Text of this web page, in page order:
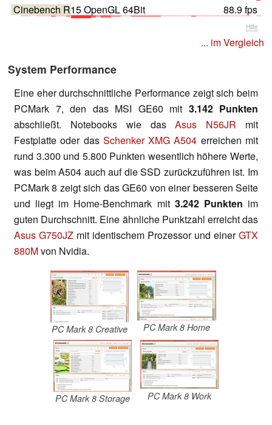
Cinebench R15 OpenGL 64Bit
88.9 fps
Hilfe
... im Vergleich
System Performance
Eine eher durchschnittliche Performance zeigt sich beim
PCMark 7, den das MSI GE60 mit 3.142 Punkten
abschließt. Notebooks wie dasAsus N56JR mit
Festplatte oder das Schenker XMG A504 erreichen mit
rund 3.300 und 5.800 Punkten wesentlich höhere Werte,
was beim A504 auch auf die SSD zurückzuführen ist. Im
PCMark 8 zeigt sich das GE60 von einer besseren Seite
und liegt im Home-Benchmark mit 3.242 Punkten im
guten Durchschnitt. Eine ähnliche Punktzahl erreicht das
Asus G750JZ mit identischem Prozessor und einerGTX
880Mvon Nvidia.
PC Mark 8 Creative PC Mark 8 Home
PC Mark 8 Storage PC Mark 8 Work